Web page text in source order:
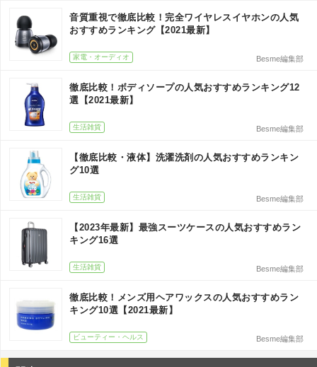
音質重視で徹底比較！完全ワイヤレスイヤホンの人気
おすすめランキング【2021最新】
家電・オーディオ Besme編集部
徹底比較！ボディソープの人気おすすめランキング12
選【2021最新】
生活雑貨 Besme編集部
【徹底比較・液体】洗濯洗剤の人気おすすめランキン
グ10選
生活雑貨 Besme編集部
【2023年最新】最強スーツケースの人気おすすめラン
キング16選
生活雑貨 Besme編集部
徹底比較！メンズ用ヘアワックスの人気おすすめラン
キング10選【2021最新】
ビューティー・ヘルス Besme編集部